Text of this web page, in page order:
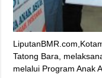
Tatong Bara,
melalui Program Anak